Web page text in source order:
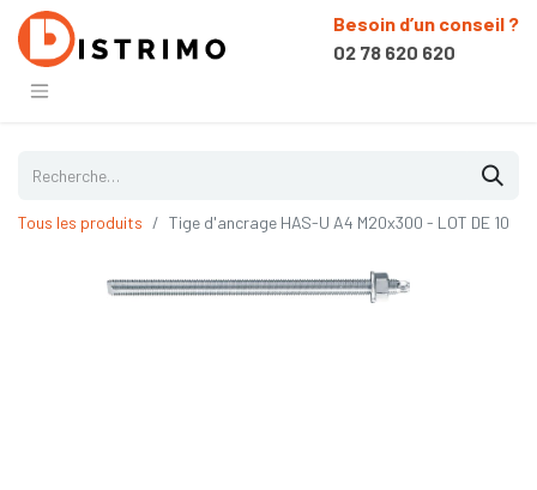
Besoin d’un conseil ?
02 78 620 620
Tous les produits Tige d'ancrage HAS-U A4 M20x300 - LOT DE 10